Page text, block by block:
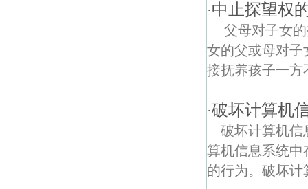
·中止探望权
父母对子女
女的父或母对
接抚养孩子一方
·破坏计算机
破坏计算机信
算机信息系统中
的行为。破坏